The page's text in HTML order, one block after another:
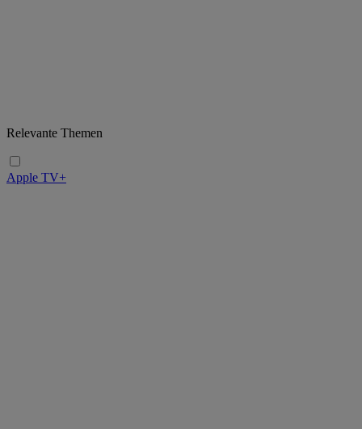
Relevante Themen
Apple TV+